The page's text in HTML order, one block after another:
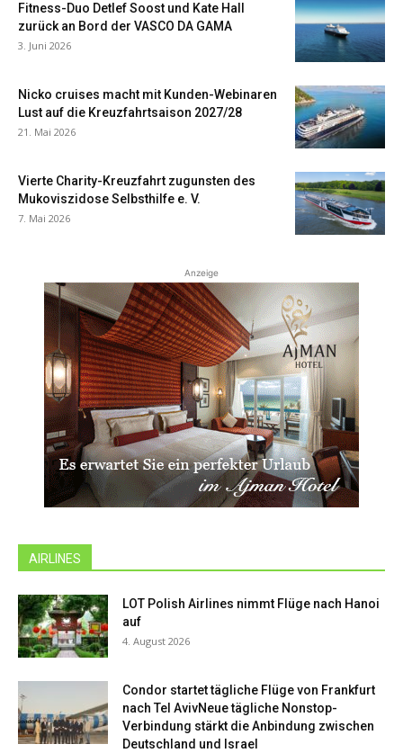
Fitness-Duo Detlef Soost und Kate Hall
zurück an Bord der VASCO DA GAMA
3. Juni 2026
Nicko cruises macht mit Kunden-Webinaren
Lust auf die Kreuzfahrtsaison 2027/28
21. Mai 2026
Vierte Charity-Kreuzfahrt zugunsten des
Mukoviszidose Selbsthilfe e. V.
7. Mai 2026
Anzeige
AIRLINES
LOT Polish Airlines nimmt Flüge nach Hanoi
auf
4. August 2026
Condor startet tägliche Flüge von Frankfurt
nach Tel AvivNeue tägliche Nonstop-
Verbindung stärkt die Anbindung zwischen
Deutschland und Israel